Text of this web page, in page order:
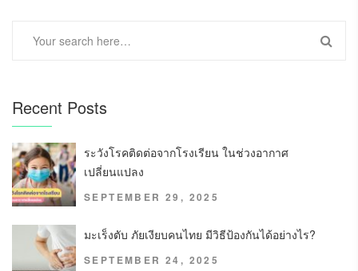
Recent Posts
ระวังโรคติดต่อจากโรงเรียน ในช่วงอากาศ
เปลี่ยนแปลง
SEPTEMBER 29, 2025
มะเร็งตับ ภัยเงียบคนไทย มีวิธีป้องกันได้อย่างไร?
SEPTEMBER 24, 2025